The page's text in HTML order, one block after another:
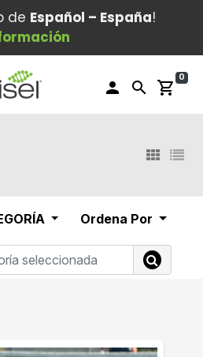
de Español – España!
person search shopping_cart
0
Ordena Por